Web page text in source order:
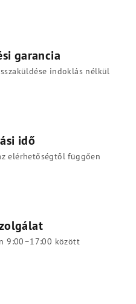
garancia
indoklás nélkül
idő
elérhetőségtől függően
9:00–17:00 között